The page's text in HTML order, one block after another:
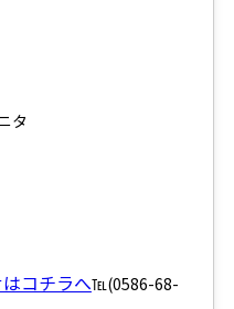
タ
コチラへ℡(0586-68-